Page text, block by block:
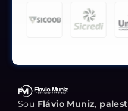
Sou Flávio Muniz,